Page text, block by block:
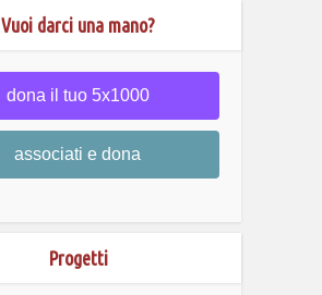
Vuoi darci una mano?
dona il tuo 5x1000
associati e dona
Progetti